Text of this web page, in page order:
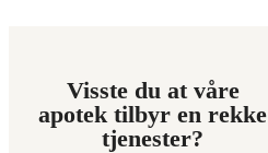
Visste du at våre
apotek tilbyr en rekke
tjenester?